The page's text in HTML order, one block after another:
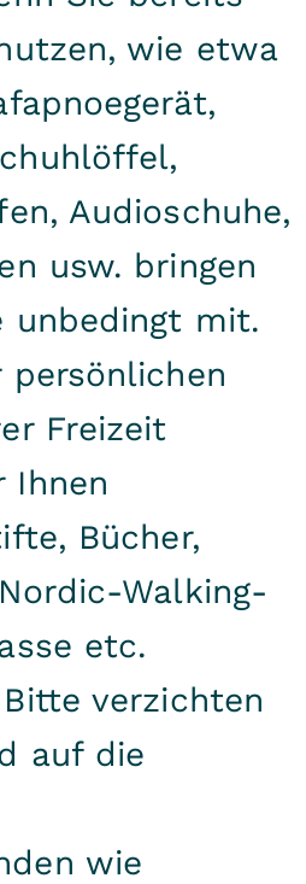
wie etwa
Audioschuhe,
usw. bringen
unbedingt mit.
persönlichen
Freizeit
Ihnen
Bücher,
Walking-
etc.
verzichten
auf die
wie